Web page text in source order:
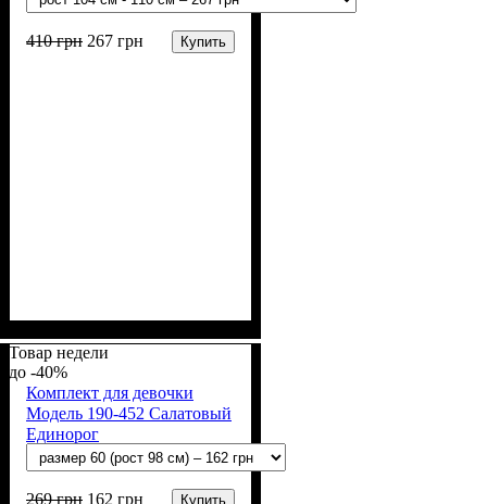
410грн 267 грн Купить
(100% х/б)
Товар недели
-40%
Комплект для девочки
Модель 190-452 Салатовый
Единорог
269грн 162 грн Купить